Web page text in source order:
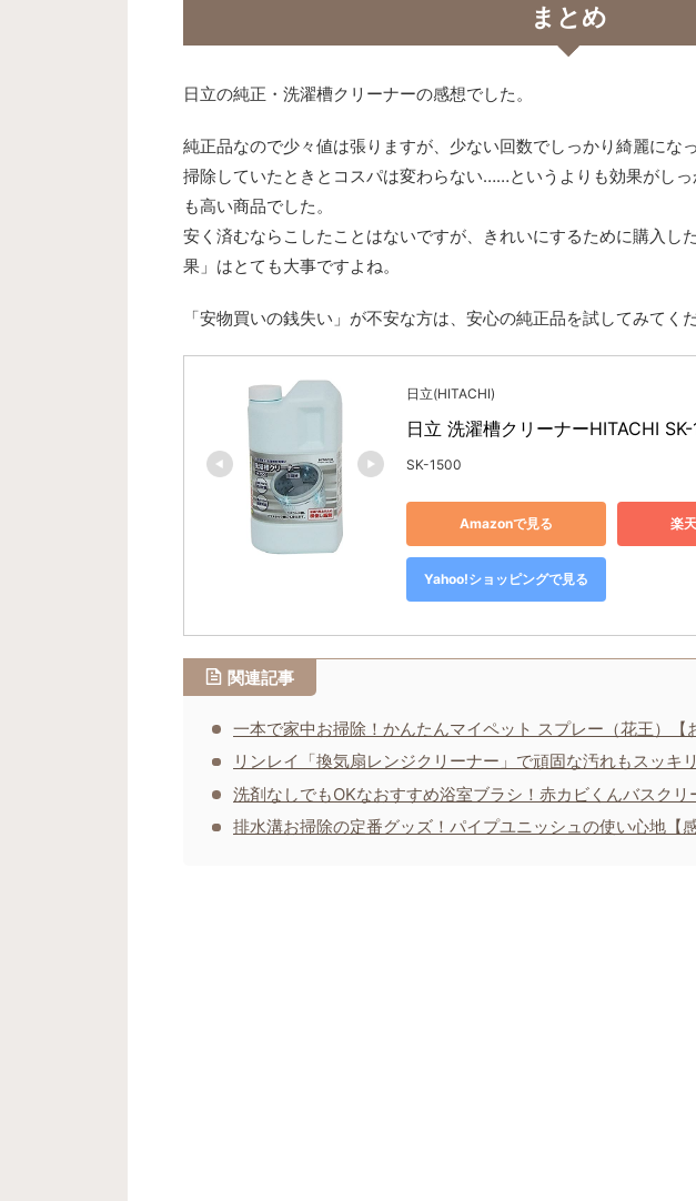
まとめ
日立の純正・洗濯槽クリーナーの感想でした。
純正品なので少々値は張りますが、少ない回数でしっかり綺麗にな
掃除していたときとコスパは変わらない……というよりも効果がし
も高い商品でした。
安く済むならこしたことはないですが、きれいにするために購入し
果」はとても大事ですよね。
「安物買いの銭失い」が不安な方は、安心の純正品を試してみてく
日立(HITACHI)
日立 洗濯槽クリーナーHITACHI
SK-1500
Amazonで見る 楽
Yahoo!ショッピングで見る
関連記事
一本で家中お掃除！かんたんマイペット スプレー（花王）【
リンレイ「換気扇レンジクリーナー」で頑固な汚れもスッキ
洗剤なしでもOKなおすすめ浴室ブラシ！赤カビくんバスクリ
排水溝お掃除の定番グッズ！パイプユニッシュの使い心地【感